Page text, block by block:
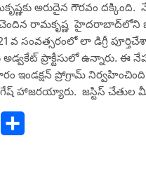
అరుదైన గౌరవం దక్కింది.
చెందిన రామకృష్ణ హైదరాబాద్‌లోని
వ సంవత్సరంలో లా డిగ్రీ
అడ్వకేట్ ప్రాక్టీసులో ఉన్నారు. ఈ
ప్రోగ్రామ్
హాజరయ్యారు. జస్టిస్ చేతుల
Telegram